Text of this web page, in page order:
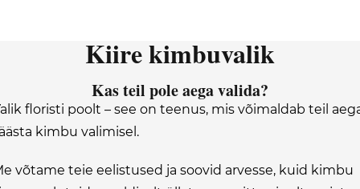
Kiire kimbuvalik
Kas teil pole aega valida?
floristi poolt – see on teenus, mis võimaldab teil
kimbu valimisel.
võtame teie eelistused ja soovid arvesse, kuid kimbu